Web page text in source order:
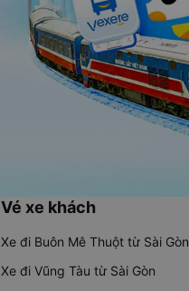
Vé xe khách
Xe đi Buôn Mê Thuột từ Sài Gòn
Xe đi Vũng Tàu từ Sài Gòn